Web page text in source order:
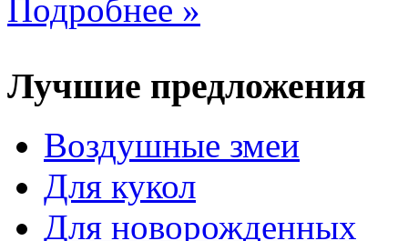
Подробнее »
Лучшие предложения
Воздушные змеи
Для кукол
Для новорожденных